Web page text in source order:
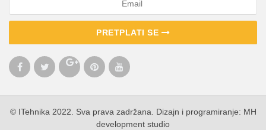
PRETPLATI SE
© ITehnika 2022. Sva prava zadržana. Dizajn i programiranje: MH
development studio